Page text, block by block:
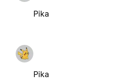
Pika
Pika